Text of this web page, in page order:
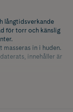
långtidsverkande
för torr och känslig
in i huden.
innehåller är